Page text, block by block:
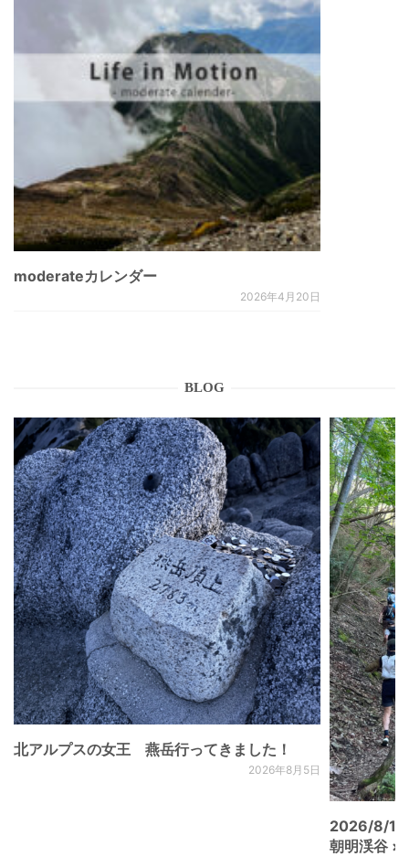
moderateカレンダー
2026年4月20日
BLOG
北アルプスの女王 燕岳行ってきました！
2026年8月5日
2026/8/
朝明渓谷 ×